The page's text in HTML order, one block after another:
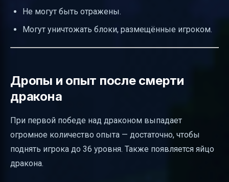
Не могут быть отражены.
Могут уничтожать блоки, размещённые игроком.
Дропы и опыт после смерти
дракона
При первой победе над драконом выпадает
огромное количество опыта — достаточно, чтобы
поднять игрока до 36 уровня. Также появляется яйцо
дракона.